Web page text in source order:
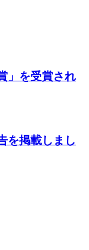
」を受賞され
を掲載しまし